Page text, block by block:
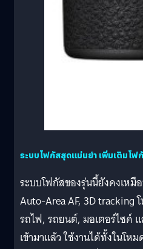
ระบบโฟกัสสุดแม่นยำ เพิ่มเติมโฟ
ระบบโฟกัสของรุ่นนี้ยังคงเหมื
Auto-Area AF, 3D
รถไฟ, รถยนต์, มอเตอร์ไซค์
เข้ามาแล้ว ใช้งานได้ทั้งในโ